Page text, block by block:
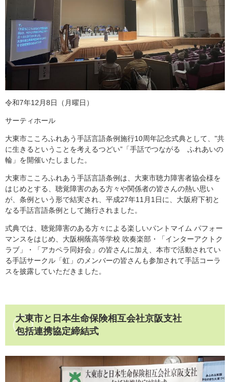
令和7年12月8日（月曜日）
サーティホール
大東市こころふれあう手話言語条例施行10周年記念式典​として、"共
に生きるということを考えるつどい”「手話でつながる ふれあいの
輪」を開催いたしました。
大東市こころふれあう手話言語条例は、大東市聴力障害者協会様を
はじめとする、聴覚障害のある方々や関係者の皆さんの熱い思い
が、条例という形で結実され、平成27年11月1日に、大阪府下初と
なる手話言語条例として施行されました。
式典では、聴覚障害のある方々による楽しいパントマイム パフォー
マンスをはじめ、大阪桐蔭高等学校 吹奏楽部・「インターアクトク
ラブ」・「アカペラ同好会」の皆さんに加え、本市で活動されてい
る手話サークル「虹」のメンバーの皆さんも参加されて手話コーラ
スを披露していただきました。
大東市と日本生命保険相互会社京阪支社
包括連携協定締結式